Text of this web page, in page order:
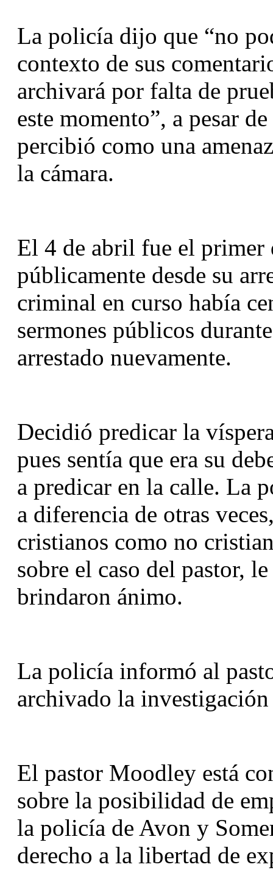
La policía dijo que “no
contexto de sus
archivará por falta de
este momento”, a pesar
percibió como una
la cámara.
El 4 de abril fue el primer
públicamente desde su
criminal en curso había
sermones públicos
arrestado nuevamente.
Decidió predicar la
pues sentía que era su
a predicar en la calle. La
a diferencia de otras
cristianos como no
sobre el caso del pastor,
brindaron ánimo.
La policía informó al
archivado la
El pastor Moodley está
sobre la posibilidad de
la policía de Avon y
derecho a la libertad de